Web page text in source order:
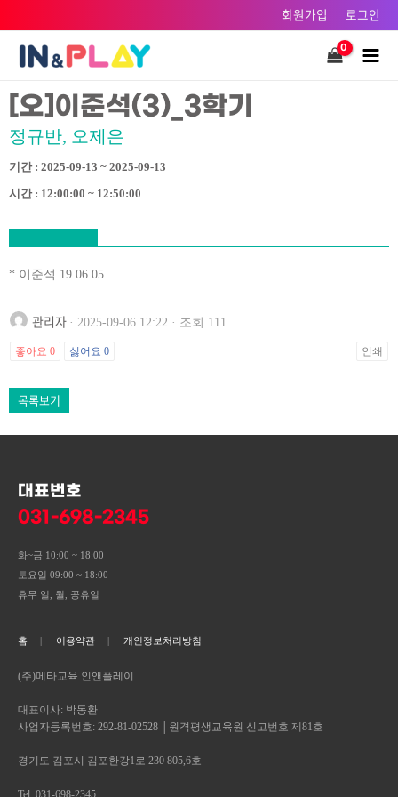
건너뛰기
회원가입 로그인
Main
[오]이준석(3)_3학기
정규반, 오제은
기간 : 2025-09-13 ~ 2025-09-13
시간 : 12:00:00 ~ 12:50:00
* 이준석 19.06.05
관리자 · 2025-09-06 12:22 · 조회 111
좋아요 0 싫어요 0 인쇄
목록보기
대표번호
031-698-2345
화~금 10:00 ~ 18:00
토요일 09:00 ~ 18:00
휴무 일, 월, 공휴일
홈 이용약관 개인정보처리방침
(주)메타교육 인앤플레이
대표이사: 박동환
사업자등록번호: 292-81-02528 │원격평생교육원 신고번호 제81호
경기도 김포시 김포한강1로 230 805,6호